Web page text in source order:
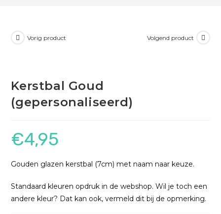
Vorig product Volgend product
Kerstbal Goud
(gepersonaliseerd)
€4,95
Gouden glazen kerstbal (7cm) met naam naar keuze.
Standaard kleuren opdruk in de webshop. Wil je toch een
andere kleur? Dat kan ook, vermeld dit bij de opmerking.